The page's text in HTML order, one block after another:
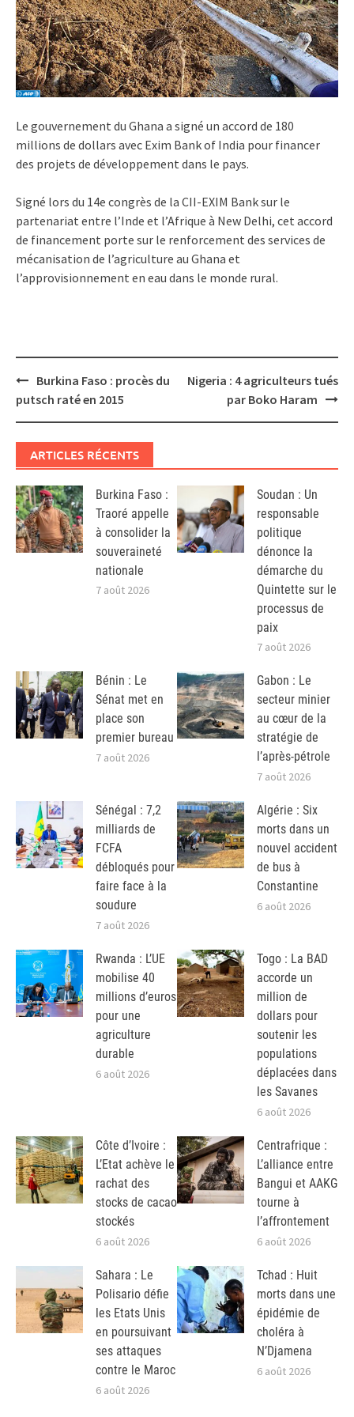
Le gouvernement du Ghana a signé un accord de 180
millions de dollars avec Exim Bank of India pour financer
des projets de développement dans le pays.
Signé lors du 14e congrès de la CII-EXIM Bank sur le
partenariat entre l’Inde et l’Afrique à New Delhi, cet accord
de financement porte sur le renforcement des services de
mécanisation de l’agriculture au Ghana et
l’approvisionnement en eau dans le monde rural.
Post
navigation
Burkina Faso : procès du
putsch raté en 2015
Nigeria : 4 agriculteurs tués
par Boko Haram
ARTICLES RÉCENTS
Burkina Faso :
Traoré appelle
à consolider la
souveraineté
nationale
7 août 2026
Soudan : Un
responsable
politique
dénonce la
démarche du
Quintette sur le
processus de
paix
7 août 2026
Bénin : Le
Sénat met en
place son
premier bureau
7 août 2026
Gabon : Le
secteur minier
au cœur de la
stratégie de
l’après-pétrole
7 août 2026
Sénégal : 7,2
milliards de
FCFA
débloqués pour
faire face à la
soudure
7 août 2026
Algérie : Six
morts dans un
nouvel accident
de bus à
Constantine
6 août 2026
Rwanda : L’UE
mobilise 40
millions d’euros
pour une
agriculture
durable
6 août 2026
Togo : La BAD
accorde un
million de
dollars pour
soutenir les
populations
déplacées dans
les Savanes
6 août 2026
Côte d’Ivoire :
L’Etat achève le
rachat des
stocks de cacao
stockés
6 août 2026
Centrafrique :
L’alliance entre
Bangui et AAKG
tourne à
l’affrontement
6 août 2026
Sahara : Le
Polisario défie
les Etats Unis
en poursuivant
ses attaques
contre le Maroc
6 août 2026
Tchad : Huit
morts dans une
épidémie de
choléra à
N’Djamena
6 août 2026